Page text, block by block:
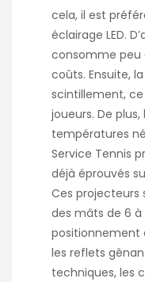
cela, il est
éclairage LED.
consomme peu
coûts. Ensuite,
scintillement,
joueurs. De
températures
Service Tennis
déjà éprouvés
Ces projecteurs
des mâts de 6 à
positionnement
les reflets
techniques, les